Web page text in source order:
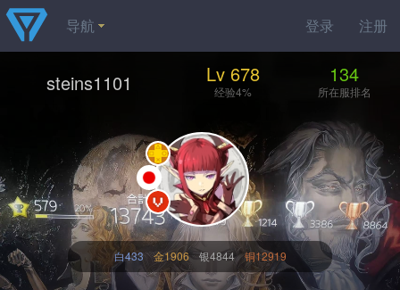
登录 注册
导航
steins1101 Lv 678
经验4%
134
所在服排名
白433 金1906 银4844 铜12919